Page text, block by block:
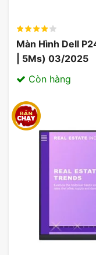
Các thông số kỹ
và thời gian
trường chơi
hợp với mọi
thị OLED không
mà còn đảm
Người dùng sẽ
dụng cho các
Màn Hình Dell
| 5Ms) 03/2025
Còn hàng